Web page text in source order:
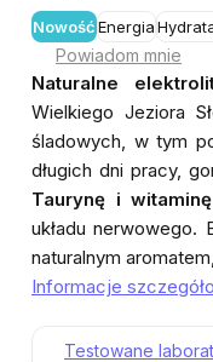
NowośćEnergia
Powiadom mnie
Naturalne
Wielkiego Jeziora
śladowych, w tym
długich dni pracy,
Taurynę i
układu nerwowego.
naturalnym
Informacje
Testowane